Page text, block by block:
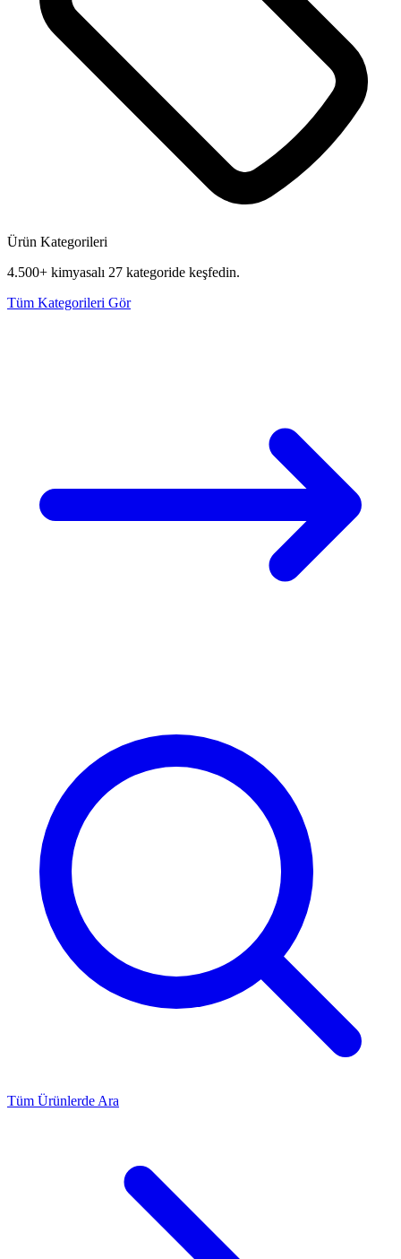
Ürün Kategorileri
4.500+ kimyasalı 27 kategoride keşfedin.
Tüm Kategorileri Gör
Tüm Ürünlerde Ara